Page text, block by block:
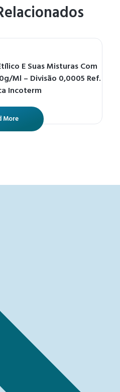
E Suas Misturas Com
Ml – Divisão 0,0005 Ref.
Incoterm
More